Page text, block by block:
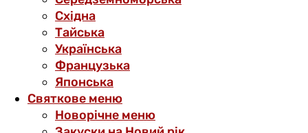
Східна
Тайська
Українська
Французька
Японська
Святкове меню
Новорічне меню